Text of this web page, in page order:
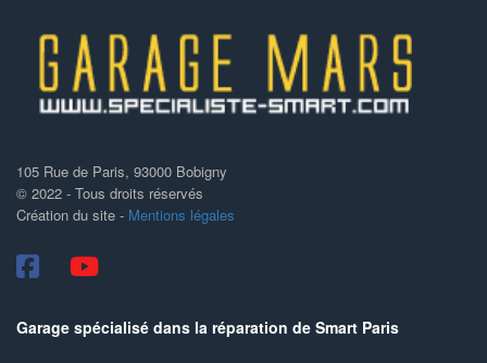
105 Rue de Paris, 93000 Bobigny
© 2022 - Tous droits réservés
​​​​​​​Création du site - Mentions légales
Garage spécialisé dans la réparation de Smart Paris